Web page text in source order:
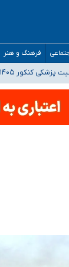
فرهنگ و هنر
اما هنوز پاسخ مشخصی نگرفته‌ایم
فرماندهی
و کرمان